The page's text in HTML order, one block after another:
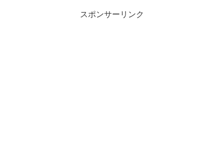
スポンサーリンク